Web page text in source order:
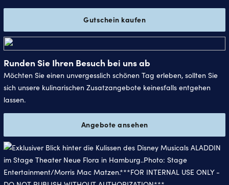
Gutschein kaufen
Runden Sie Ihren Besuch bei uns ab
Möchten Sie einen unvergesslich schönen Tag erleben, sollten Sie
sich unsere kulinarischen Zusatzangebote keinesfalls entgehen
lassen.
Angebote ansehen